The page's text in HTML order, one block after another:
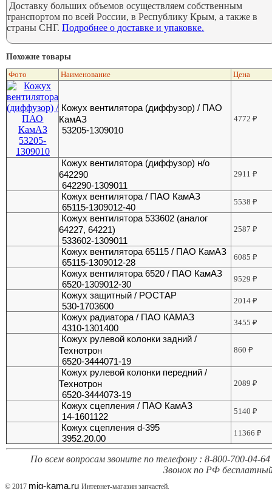
Доставку больших объемов осуществляем собственным
транспортом по всей России, в Республику Крым, а также в
страны СНГ.Подробнее о доставке и упаковке.
Похожие товары
Фото Наименование Цена
Кожух вентилятора (диффузор) / ПАО
КамАЗ
53205-1309010
4772₽
Кожух вентилятора (диффузор) н/о
642290
642290-1309011
2911₽
Кожух вентилятора / ПАО КамАЗ
65115-1309012-40
5538₽
Кожух вентилятора 533602 (аналог
64227, 64221)
533602-1309011
2587₽
Кожух вентилятора 65115 / ПАО КамАЗ
65115-1309012-28
6085₽
Кожух вентилятора 6520 / ПАО КамАЗ
6520-1309012-30
9529₽
Кожух защитный / РОСТАР
530-1703600
2014₽
Кожух радиатора / ПАО КАМАЗ
4310-1301400
3455₽
Кожух рулевой колонки задний /
Технотрон
6520-3444071-19
860₽
Кожух рулевой колонки передний /
Технотрон
6520-3444073-19
2089₽
Кожух сцепления / ПАО КамАЗ
14-1601122
5140₽
Кожух сцепления d-395
3952.20.00
11366₽
По всем вопросам звоните по телефону : 8-800-700-04-64
Звонок по РФ
© 2017 mig-kama.ru Интернет-магазин запчастей.